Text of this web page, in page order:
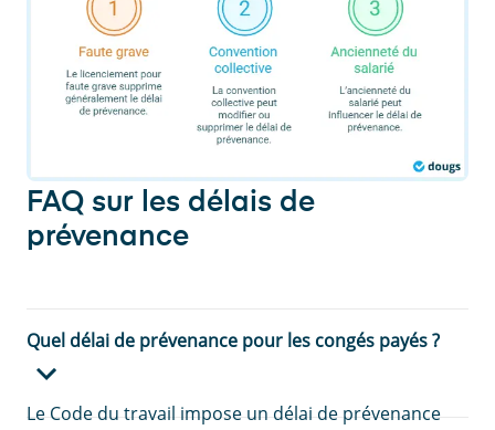
FAQ sur les délais de
prévenance
Quel délai de prévenance pour les congés payés ?
Le Code du travail impose un délai de prévenance